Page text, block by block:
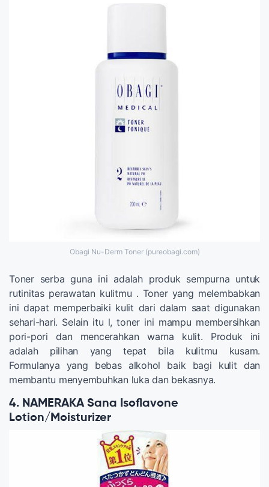
Obagi Nu-Derm Toner (pureobagi.com)
Toner serba guna ini adalah produk sempurna untuk
rutinitas perawatan kulitmu . Toner yang melembabkan
ini dapat memperbaiki kulit dari dalam saat digunakan
sehari-hari. Selain itu l, toner ini mampu membersihkan
pori-pori dan mencerahkan warna kulit. Produk ini
adalah pilihan yang tepat bila kulitmu kusam.
Formulanya yang bebas alkohol baik bagi kulit dan
membantu menyembuhkan luka dan bekasnya.
4. NAMERAKA Sana Isoflavone
Lotion/Moisturizer